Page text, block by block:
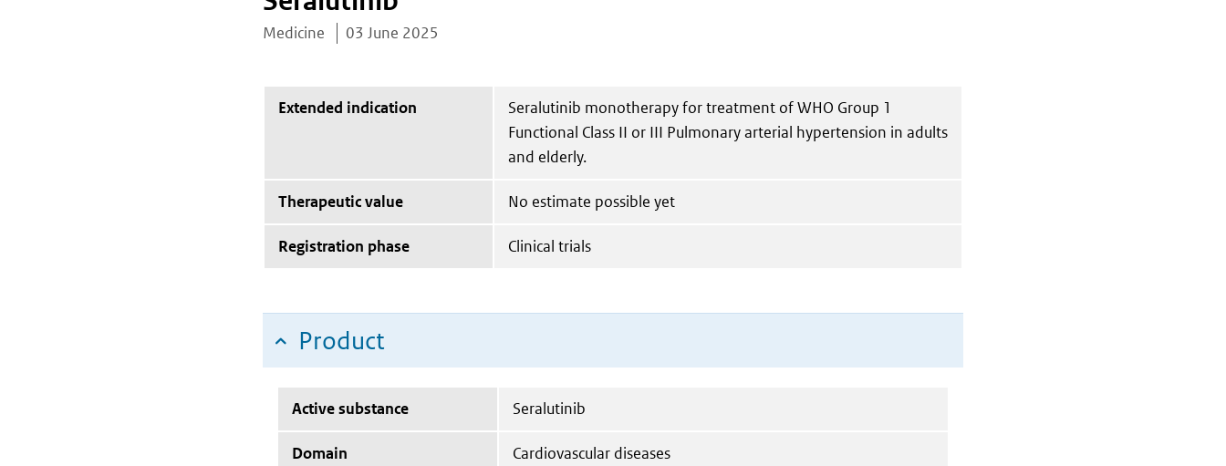
Medicine 03 June 2025
Extended indication
Seralutinib monotherapy for treatment of WHO Group 1
Functional Class II or III Pulmonary arterial hypertension in adults
and elderly.
Therapeutic value No estimate possible yet
Registration phase Clinical trials
Product
Active substance Seralutinib
Domain Cardiovascular diseases